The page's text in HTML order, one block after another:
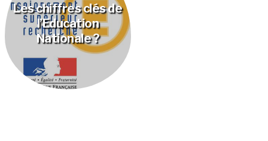
Les chiffres clés de
l’Education
Nationale ?